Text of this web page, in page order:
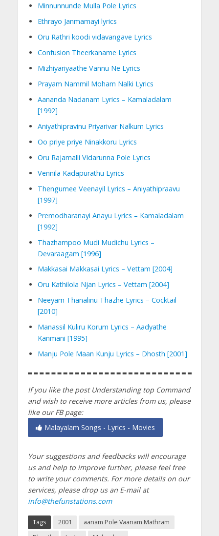
Minnunnunde Mulla Pole Lyrics
Ethrayo Janmamayi lyrics
Oru Rathri koodi vidavangave Lyrics
Confusion Theerkaname Lyrics
Mizhiyariyaathe Vannu Ne Lyrics
Prayam Nammil Moham Nalki Lyrics
Aananda Nadanam Lyrics – Kamaladalam
[1992]
Aniyathipravinu Priyarivar Nalkum Lyrics
Oo priye priye Ninakkoru Lyrics
Oru Rajamalli Vidarunna Pole Lyrics
Vennila Kadapurathu Lyrics
Thengumee Veenayil Lyrics – Aniyathipraavu
[1997]
Premodharanayi Anayu Lyrics – Kamaladalam
[1992]
Thazhampoo Mudi Mudichu Lyrics –
Devaraagam [1996]
Makkasai Makkasai Lyrics – Vettam [2004]
Oru Kathilola Njan Lyrics – Vettam [2004]
Neeyam Thanalinu Thazhe Lyrics – Cocktail
[2010]
Manassil Kuliru Korum Lyrics – Aadyathe
Kanmani [1995]
Manju Pole Maan Kunju Lyrics – Dhosth [2001]
If you like the post Understanding top Command
and wish to receive more articles from us, please
like our FB page:
Malayalam Songs - Lyrics - Movies
Your suggestions and feedbacks will encourage
us and help to improve further, please feel free
to write your comments. For more details on our
services, please drop us an E-mail at
info@thefunstations.com
Tags 2001
aanam Pole Vaanam Mathram